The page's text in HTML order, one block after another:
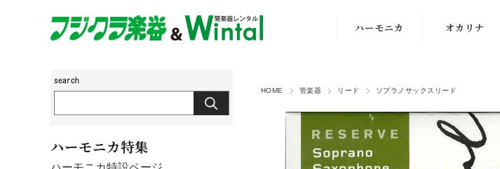
ハーモニカ
クロマチックハ
ーモニカ
10穴ハーモニカ
オカリナ
ナイトオカリナ
アケタオカリナ
HOME 管楽器 リード ソプラノサックスリード
ハーモニカ特集